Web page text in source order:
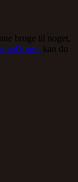
bruge til noget,
kan du